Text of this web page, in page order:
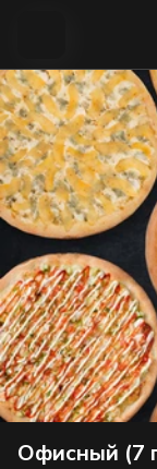
Офисный (7